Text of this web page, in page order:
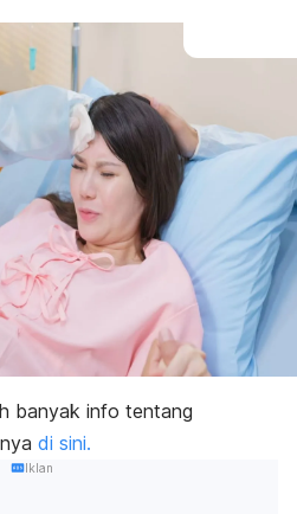
banyak info tentang
di sini.
Iklan